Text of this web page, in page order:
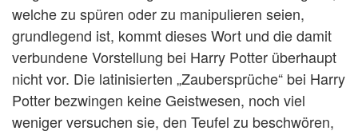
welche zu spüren oder zu manipulieren seien,
grundlegend ist, kommt dieses Wort und die damit
verbundene Vorstellung bei Harry Potter überhaupt
nicht vor. Die latinisierten „Zaubersprüche“ bei Harry
Potter bezwingen keine Geistwesen, noch viel
weniger versuchen sie, den Teufel zu beschwören,